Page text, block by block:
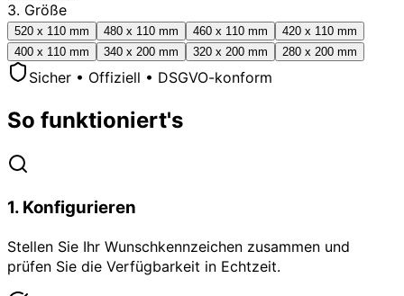
3. Größe
520 x 110 mm 480 x 110 mm 460 x 110 mm
420 x 110 mm
400 x 110 mm
340 x 200 mm 320 x 200 mm 280 x 200 mm
Sicher • Offiziell • DSGVO-konform
So funktioniert's
1. Konfigurieren
Stellen Sie Ihr Wunschkennzeichen zusammen und
prüfen Sie die Verfügbarkeit in Echtzeit.